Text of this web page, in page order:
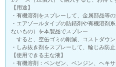
【用途】
・有機溶剤をスプレーして、金属部品等の
・エアゾールタイプの防錆剤や有機溶剤
ないもの）を本製品でスプレー
すると、空缶ゴミの削減、コストダウン
・しみ抜き剤をスプレーして、輪じみ防止
【使用できる主な液】
・有機溶剤：ベンゼン、ベンジン、ヘキ